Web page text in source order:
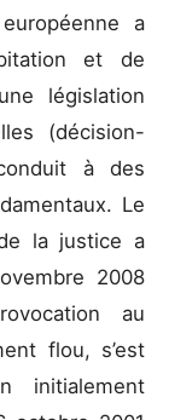
a
et de
législation
(décision-
à des
Le
la justice a
2008
au
flou, s’est
initialement